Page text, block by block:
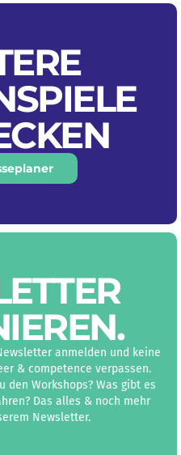
.
anmelden und keine
& competence verpassen.
den Workshops? Was gibt es
Das alles & noch mehr
Newsletter.